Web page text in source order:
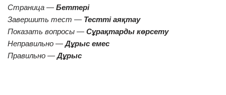
Страница — Беттері
Завершить тест — Тестті аяқтау
Показать вопросы — Сұрақтарды көрсету
Неправильно —Дұрыс емес
Правильно —Дұрыс